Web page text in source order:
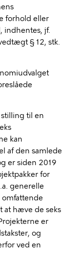
forhold eller
indhentes, jf.
§ 12, stk.
til en
kan
af den samlede
er siden 2019
for
generelle
at hæve de seks
er
og
ved en